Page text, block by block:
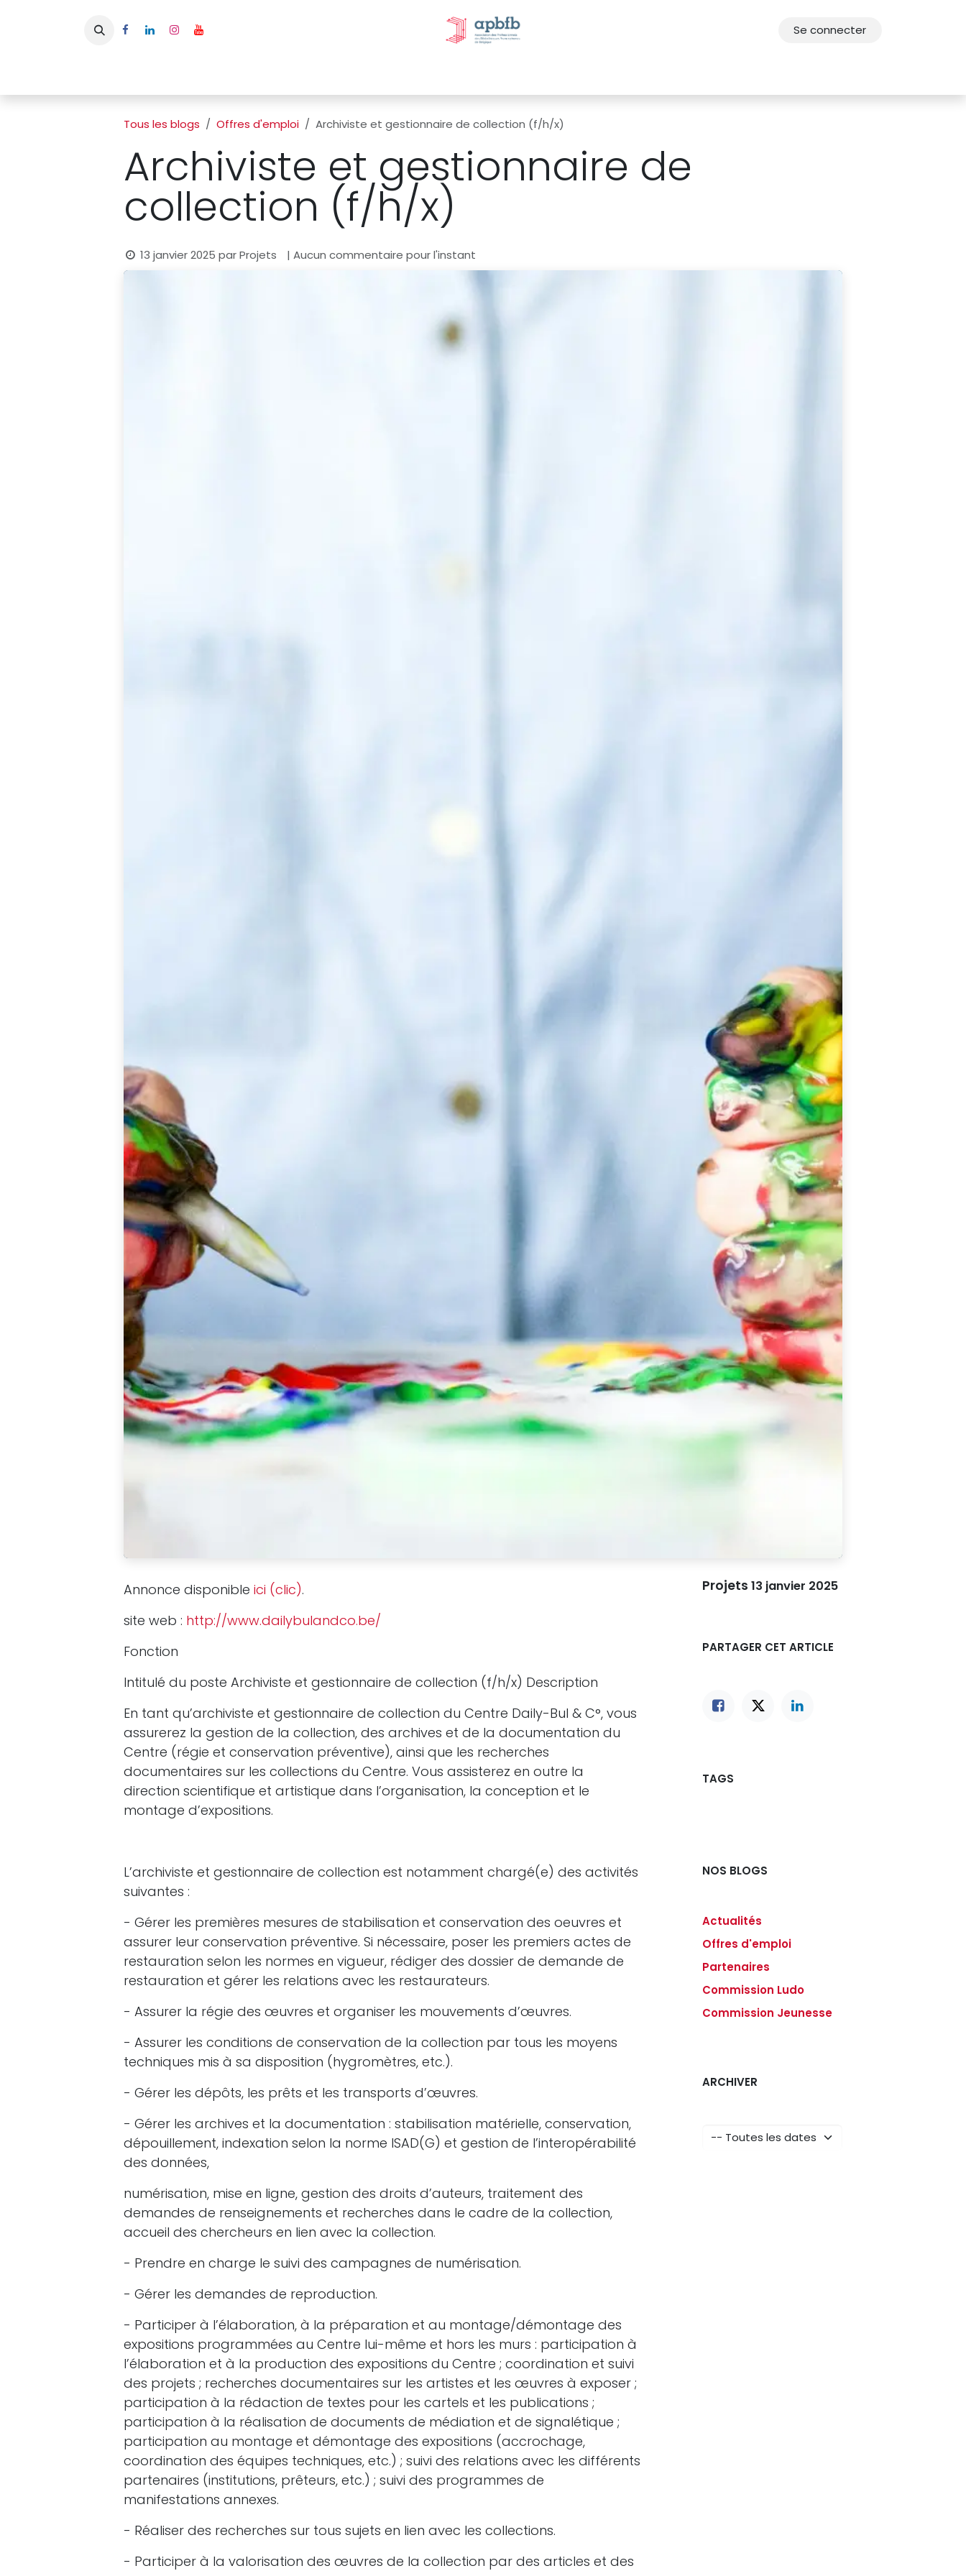
Se connecter
Tous les blogs Offres d'emploi Archiviste et gestionnaire de collection (f/h/x)
Archiviste et gestionnaire de
collection (f/h/x)
13 janvier 2025 parProjets | Aucun commentaire pour l'instant
Annonce disponible ici (clic).
site web : http://www.dailybulandco.be/
Fonction
Intitulé du poste Archiviste et gestionnaire de collection (f/h/x) Description
En tant qu’archiviste et gestionnaire de collection du Centre Daily-Bul & C°, vous
assurerez la gestion de la collection, des archives et de la documentation du
Centre (régie et conservation préventive), ainsi que les recherches
documentaires sur les collections du Centre. Vous assisterez en outre la
direction scientifique et artistique dans l’organisation, la conception et le
montage d’expositions.
L’archiviste et gestionnaire de collection est notamment chargé(e) des activités
suivantes :
- Gérer les premières mesures de stabilisation et conservation des oeuvres et
assurer leur conservation préventive. Si nécessaire, poser les premiers actes de
restauration selon les normes en vigueur, rédiger des dossier de demande de
restauration et gérer les relations avec les restaurateurs.
- Assurer la régie des œuvres et organiser les mouvements d’œuvres.
- Assurer les conditions de conservation de la collection par tous les moyens
techniques mis à sa disposition (hygromètres, etc.).
- Gérer les dépôts, les prêts et les transports d’œuvres.
- Gérer les archives et la documentation : stabilisation matérielle, conservation,
dépouillement, indexation selon la norme ISAD(G) et gestion de l’interopérabilité
des données,
numérisation, mise en ligne, gestion des droits d’auteurs, traitement des
demandes de renseignements et recherches dans le cadre de la collection,
accueil des chercheurs en lien avec la collection.
- Prendre en charge le suivi des campagnes de numérisation.
- Gérer les demandes de reproduction.
- Participer à l’élaboration, à la préparation et au montage/démontage des
expositions programmées au Centre lui-même et hors les murs : participation à
l’élaboration et à la production des expositions du Centre ; coordination et suivi
des projets ; recherches documentaires sur les artistes et les œuvres à exposer ;
participation à la rédaction de textes pour les cartels et les publications ;
participation à la réalisation de documents de médiation et de signalétique ;
participation au montage et démontage des expositions (accrochage,
coordination des équipes techniques, etc.) ; suivi des relations avec les différents
partenaires (institutions, prêteurs, etc.) ; suivi des programmes de
manifestations annexes.
- Réaliser des recherches sur tous sujets en lien avec les collections.
- Participer à la valorisation des œuvres de la collection par des articles et des
Projets 13 janvier 2025
PARTAGER CET ARTICLE
TAGS
NOS BLOGS
Actualités
Offres d'emploi
Partenaires
Commission Ludo
Commission Jeunesse
ARCHIVER